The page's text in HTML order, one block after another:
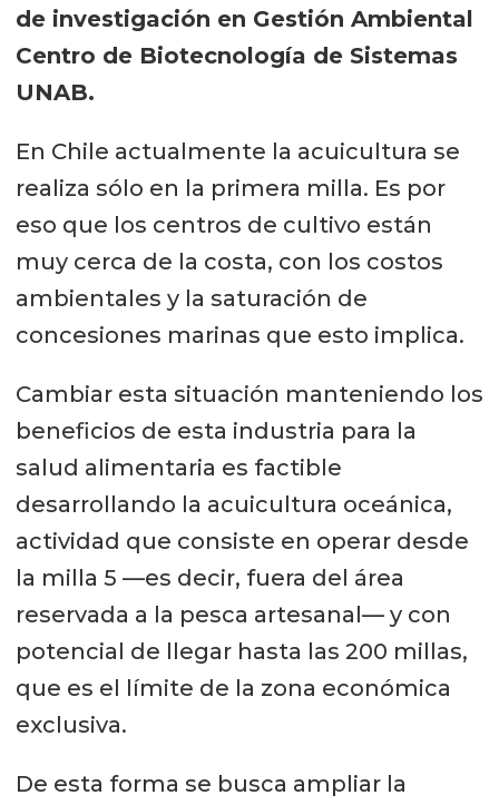
de investigación en Gestión Ambiental
Centro de Biotecnología de Sistemas
UNAB.
En Chile actualmente la acuicultura se
realiza sólo en la primera milla. Es por
eso que los centros de cultivo están
muy cerca de la costa, con los costos
ambientales y la saturación de
concesiones marinas que esto implica.
Cambiar esta situación manteniendo los
beneficios de esta industria para la
salud alimentaria es factible
desarrollando la acuicultura oceánica,
actividad que consiste en operar desde
la milla 5 —es decir, fuera del área
reservada a la pesca artesanal— y con
potencial de llegar hasta las 200 millas,
que es el límite de la zona económica
exclusiva.
De esta forma se busca ampliar la